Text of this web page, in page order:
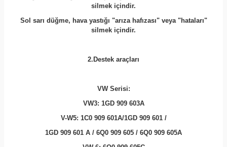
silmek içindir.
Sol sarı düğme, hava yastığı "arıza hafızası" veya "hataları"
silmek içindir.
2.Destek araçları
VW Serisi:
VW3: 1GD 909 603A
V-W5: 1C0 909 601A/1GD 909 601 /
1GD 909 601 A / 6Q0 909 605 / 6Q0 909 605A